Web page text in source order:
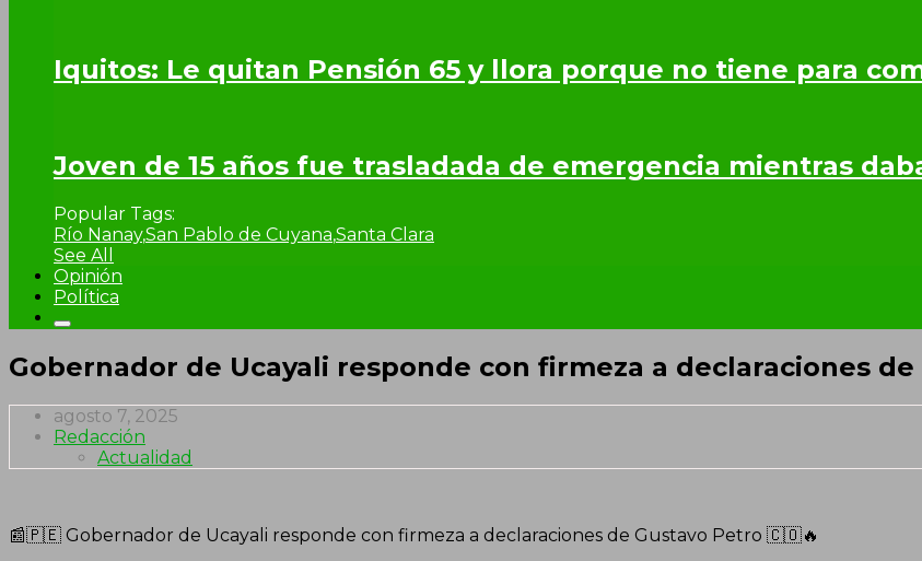
Iquitos: Le quitan Pensión 65 y llora porque no tiene para
Joven de 15 años fue trasladada de emergencia mientras
Popular Tags:
Río Nanay,San Pablo de Cuyana,Santa Clara
See All
Opinión
Política
Gobernador de Ucayali responde con firmeza a declaraciones
agosto 7, 2025
Redacción
Actualidad
📰🇵🇪 Gobernador de Ucayali responde con firmeza a declaraciones de Gustavo Petro 🇨🇴🔥